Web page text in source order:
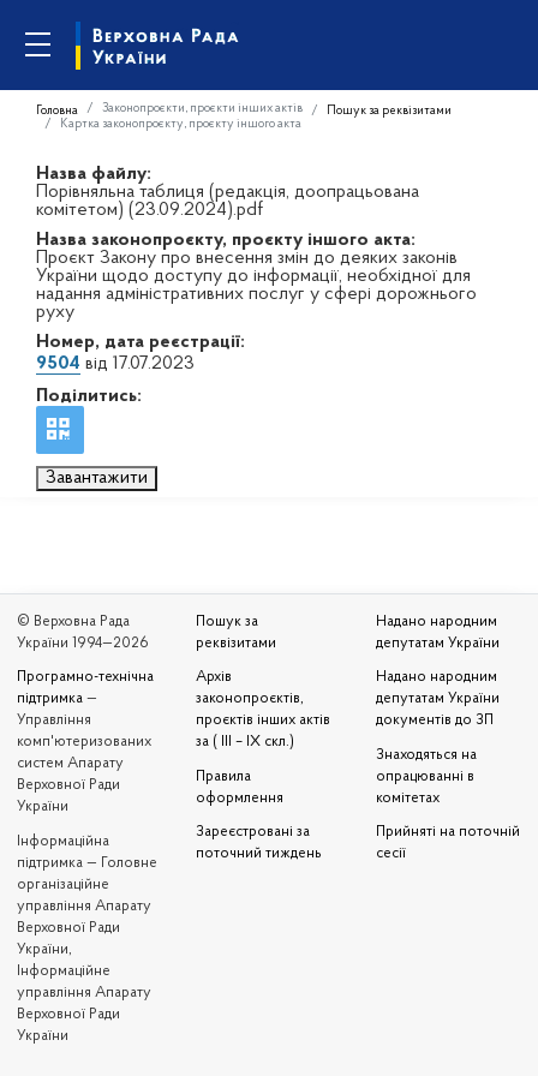
Головна Законопроєкти, проєкти інших актів
Пошук за реквізитами
Картка законопроєкту, проєкту іншого акта
Назва файлу:
Порівняльна таблиця (редакція, доопрацьована
комітетом) (23.09.2024).pdf
Назва законопроєкту, проєкту іншого акта:
Проєкт Закону про внесення змін до деяких законів
України щодо доступу до інформації, необхідної для
надання адміністративних послуг у сфері дорожнього
руху
Номер, дата реєстрації:
9504 від 17.07.2023
Поділитись:
Завантажити
© Верховна Рада
України 1994—2026
Програмно-технічна
підтримка —
Управління
комп'ютеризованих
систем Апарату
Верховної Ради
України
Iнформаційна
підтримка — Головне
організаційне
управління Апарату
Верховної Ради
України,
Інформаційне
управління Апарату
Верховної Ради
України
Пошук за
реквізитами
Архів
законопроєктів,
проєктів інших актів
за ( III – IX скл.)
Правила
оформлення
Зареєстровані за
поточний тиждень
Надано народним
депутатам України
Надано народним
депутатам України
документів до ЗП
Знаходяться на
опрацюванні в
комітетах
Прийняті на поточній
сесії